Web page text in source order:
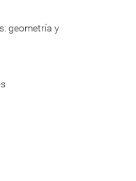
geometría y